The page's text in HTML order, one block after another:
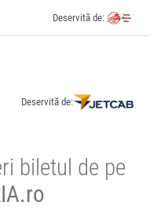
Deservită de:
Deservită de:
biletul de pe